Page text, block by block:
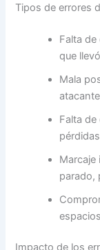
Tipos de errores
Falta
que
Mala
Falta
Marcaje
parado,